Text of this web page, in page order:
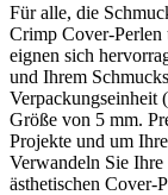
Für alle, die
Crimp Cover-Perlen
eignen sich
und Ihrem
Verpackungseinheit
Größe von 5 mm.
Projekte und um
Verwandeln Sie
ästhetischen Cover-